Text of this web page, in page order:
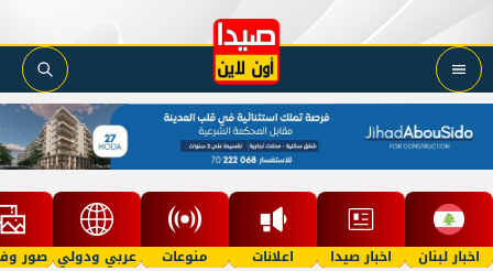
اخبار لبنان اخبار صيدا اعلانات منوعات عربي ودولي صور